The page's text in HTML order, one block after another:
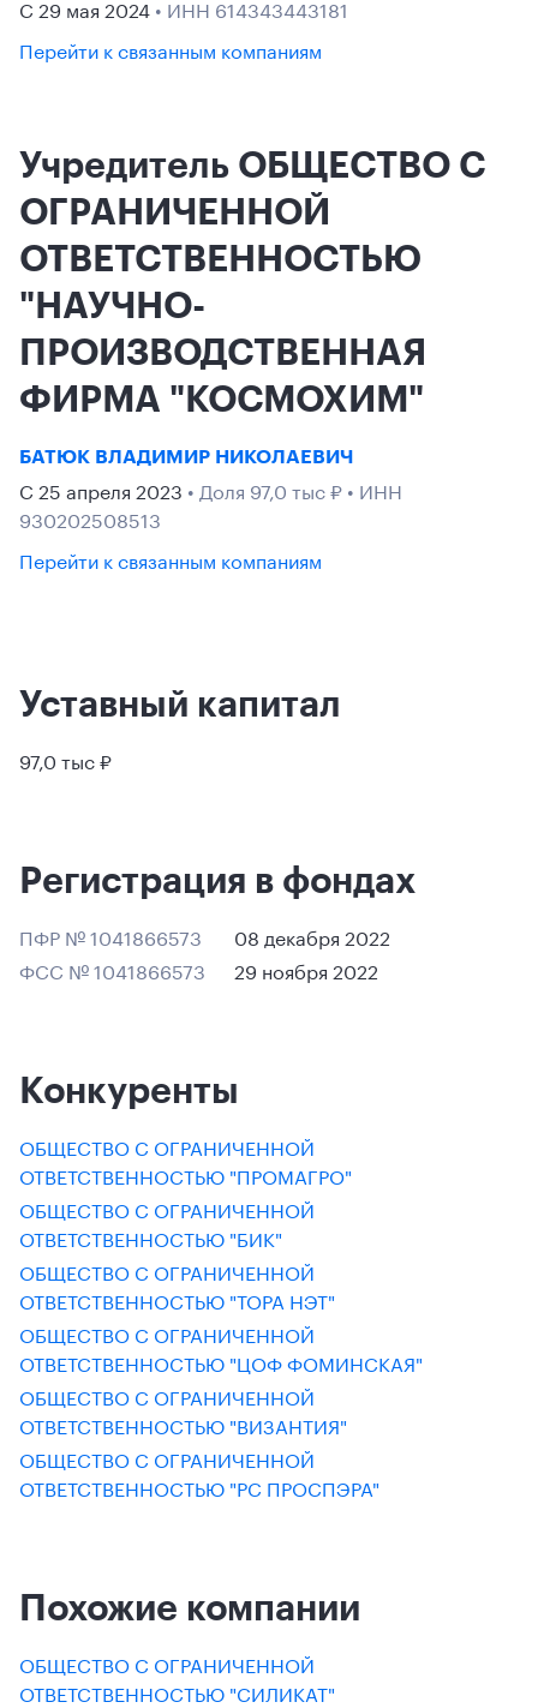
С 29 мая 2024 • ИНН 614343443181
Перейти к связанным компаниям
Учредитель ОБЩЕСТВО С
ОГРАНИЧЕННОЙ
ОТВЕТСТВЕННОСТЬЮ
"НАУЧНО-
ПРОИЗВОДСТВЕННАЯ
ФИРМА "КОСМОХИМ"
БАТЮК ВЛАДИМИР НИКОЛАЕВИЧ
С 25 апреля 2023 • Доля 97,0 тыс ₽ • ИНН
930202508513
Перейти к связанным компаниям
Уставный капитал
97,0 тыс ₽
Регистрация в фондах
ПФР № 1041866573
08 декабря 2022
ФСС № 1041866573
29 ноября 2022
Конкуренты
ОБЩЕСТВО С ОГРАНИЧЕННОЙ
ОТВЕТСТВЕННОСТЬЮ "ПРОМАГРО"
ОБЩЕСТВО С ОГРАНИЧЕННОЙ
ОТВЕТСТВЕННОСТЬЮ "БИК"
ОБЩЕСТВО С ОГРАНИЧЕННОЙ
ОТВЕТСТВЕННОСТЬЮ "ТОРА НЭТ"
ОБЩЕСТВО С ОГРАНИЧЕННОЙ
ОТВЕТСТВЕННОСТЬЮ "ЦОФ ФОМИНСКАЯ"
ОБЩЕСТВО С ОГРАНИЧЕННОЙ
ОТВЕТСТВЕННОСТЬЮ "ВИЗАНТИЯ"
ОБЩЕСТВО С ОГРАНИЧЕННОЙ
ОТВЕТСТВЕННОСТЬЮ "РС ПРОСПЭРА"
Похожие компании
ОБЩЕСТВО С ОГРАНИЧЕННОЙ
ОТВЕТСТВЕННОСТЬЮ "СИЛИКАТ"